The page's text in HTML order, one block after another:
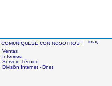
COMUNIQUESE CON NOSOTROS :
Ventas
Informes
Servicio Técnico
División Internet - Dnet